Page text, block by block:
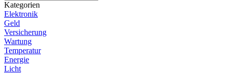
Kategorien
Elektronik
Geld
Versicherung
Wartung
Temperatur
Energie
Licht